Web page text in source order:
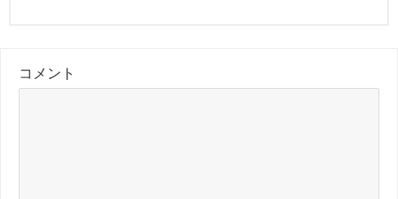
コメント